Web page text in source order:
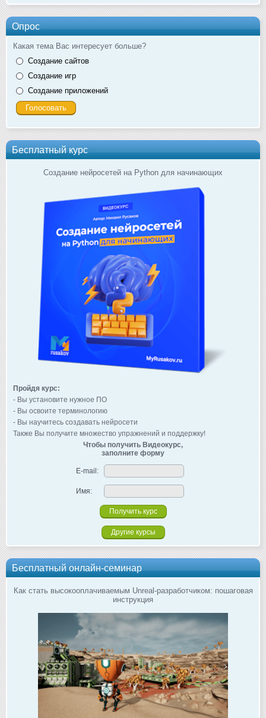
Опрос
Какая тема Вас интересует больше?
Создание сайтов
Создание игр
Создание приложений
Бесплатный курс
Создание нейросетей на Python для начинающих
Пройдя курс:
- Вы установите нужное ПО
- Вы освоите терминологию
- Вы научитесь создавать нейросети
Также Вы получите множество упражнений и поддержку!
Чтобы получить Видеокурс,
заполните форму
E-mail:
Имя:
Другие курсы
Бесплатный онлайн-семинар
Как стать высокооплачиваемым Unreal-разработчиком: пошаговая
инструкция